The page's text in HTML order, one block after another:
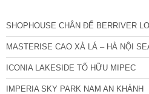
SHOPHOUSE CHÂN ĐẾ BERRIVER
MASTERISE CAO XÀ LÁ – HÀ NỘI
ICONIA LAKESIDE TỐ HỮU MIPEC
IMPERIA SKY PARK NAM AN KHÁNH